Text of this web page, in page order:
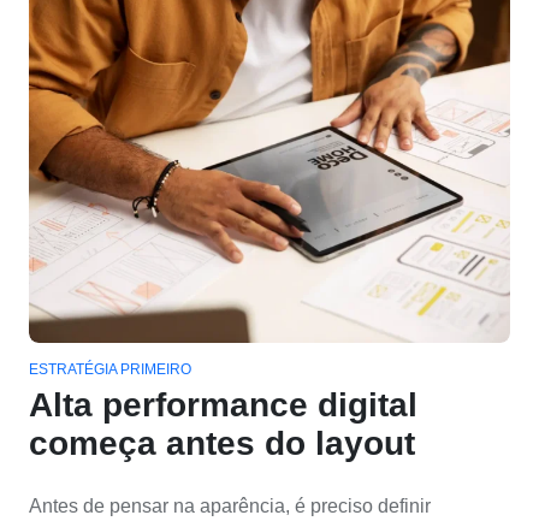
ESTRATÉGIA PRIMEIRO
Alta performance digital
começa antes do layout
Antes de pensar na aparência, é preciso definir